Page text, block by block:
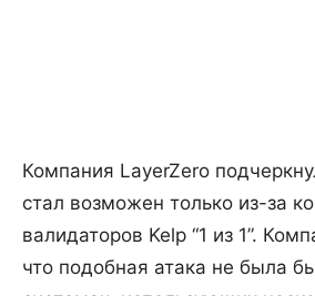
Компания LayerZero
стал возможен только из-за
валидаторов Kelp “1 из 1”.
что подобная атака не была